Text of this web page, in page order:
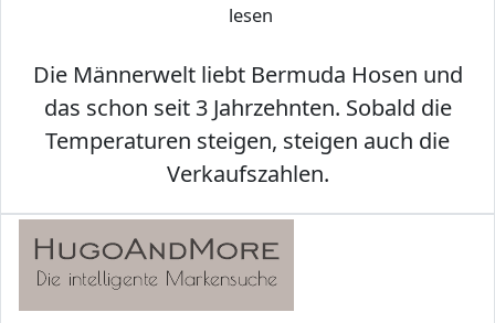
lesen
Die Männerwelt liebt Bermuda Hosen und
das schon seit 3 Jahrzehnten. Sobald die
Temperaturen steigen, steigen auch die
Verkaufszahlen.